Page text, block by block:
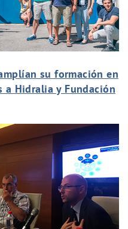
su formación en
a Hidralia y Fundación